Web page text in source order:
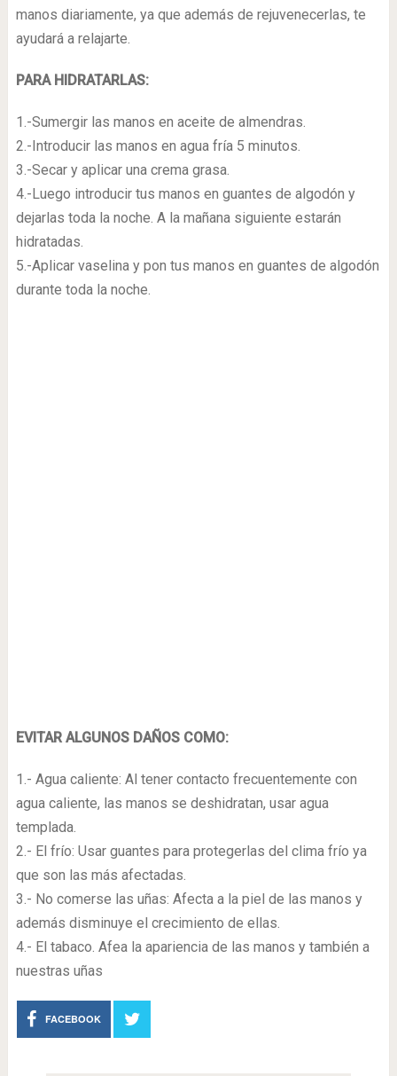
manos diariamente, ya que además de rejuvenecerlas, te
ayudará a relajarte.
PARA HIDRATARLAS:
1.-Sumergir las manos en aceite de almendras.
2.-Introducir las manos en agua fría 5 minutos.
3.-Secar y aplicar una crema grasa.
4.-Luego introducir tus manos en guantes de algodón y
dejarlas toda la noche. A la mañana siguiente estarán
hidratadas.
5.-Aplicar vaselina y pon tus manos en guantes de algodón
durante toda la noche.
EVITAR ALGUNOS DAÑOS COMO:
1.- Agua caliente: Al tener contacto frecuentemente con
agua caliente, las manos se deshidratan, usar agua
templada.
2.- El frío: Usar guantes para protegerlas del clima frío ya
que son las más afectadas.
3.- No comerse las uñas: Afecta a la piel de las manos y
además disminuye el crecimiento de ellas.
4.- El tabaco. Afea la apariencia de las manos y también a
nuestras uñas
FACEBOOK